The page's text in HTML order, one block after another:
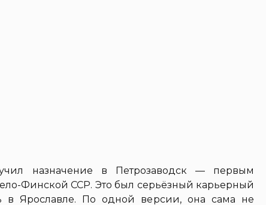
назначение в Петрозаводск — первым
Финской ССР. Это был серьёзный карьерный
в Ярославле. По одной версии, она сама не